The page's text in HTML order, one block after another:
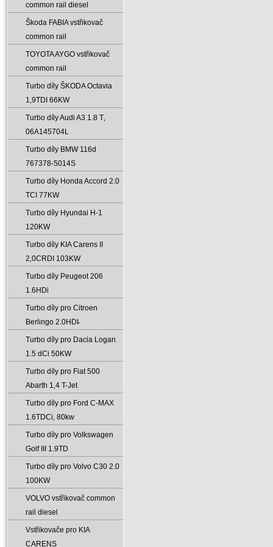
common rail diesel
Škoda FABIA vstřikovač
common rail
TOYOTA AYGO vstřikovač
common rail
Turbo díly ŠKODA Octavia
1‚9TDI 66KW
Turbo díly Audi A3 1.8 T‚
06A145704L
Turbo díly BMW 116d
767378-5014S
Turbo díly Honda Accord 2.0
TCI 77KW
Turbo díly Hyundai H-1
120KW
Turbo díly KIA Carens II
2‚0CRDI 103KW
Turbo díly Peugeot 206
1.6HDi
Turbo díly pro Citroen
Berlingo 2.0HDI̵
Turbo díly pro Dacia Logan
1.5 dCi 50KW
Turbo díly pro Fiat 500
Abarth 1‚4 T-Jet
Turbo díly pro Ford C-MAX
1.6TDCi‚ 80kw
Turbo díly pro Volkswagen
Golf III 1.9TD
Turbo díly pro Volvo C30 2.0
100KW
VOLVO vstřikovač common
rail diesel
Vstřikovače pro KIA
CARENS